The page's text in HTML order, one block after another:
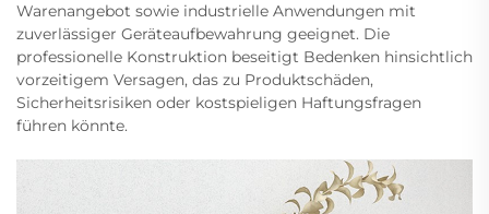
Warenangebot sowie industrielle Anwendungen mit
zuverlässiger Geräteaufbewahrung geeignet. Die
professionelle Konstruktion beseitigt Bedenken hinsichtlich
vorzeitigem Versagen, das zu Produktschäden,
Sicherheitsrisiken oder kostspieligen Haftungsfragen
führen könnte.